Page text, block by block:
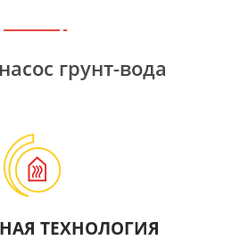
грунт-вода
ТЕХНОЛОГИЯ